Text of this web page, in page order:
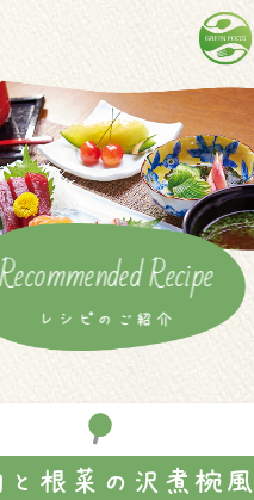
Recommended Recipe
レシピのご紹介
と根菜の沢煮椀風